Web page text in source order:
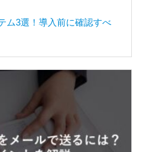
ム3選！導入前に確認すべ